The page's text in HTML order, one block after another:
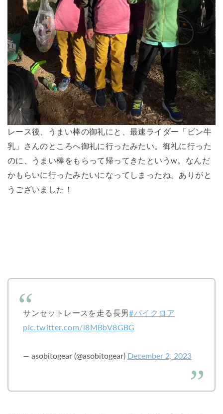
レース後、うまい棒の御礼にと、最速ライダー「ビン牛
乳」さんのところへ御礼に行ったみたい。御礼に行った
のに、うまい棒をもらって帰ってきたというw。なんだ
かもらいに行ったみたいになってしまったね。ありがと
うございました！
サンセットレースを走る長男#バイクロア
pic.twitter.com/i8MBbV8GBG
— asobitogear (@asobitogear) December 2, 2023